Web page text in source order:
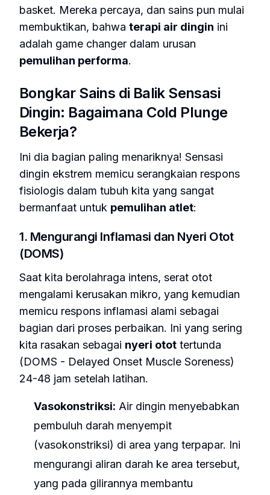
basket. Mereka percaya, dan sains pun mulai
membuktikan, bahwa terapi air dingin ini
adalah game changer dalam urusan
pemulihan performa.
Bongkar Sains di Balik Sensasi
Dingin: Bagaimana Cold Plunge
Bekerja?
Ini dia bagian paling menariknya! Sensasi
dingin ekstrem memicu serangkaian respons
fisiologis dalam tubuh kita yang sangat
bermanfaat untuk pemulihan atlet:
1. Mengurangi Inflamasi dan Nyeri Otot
(DOMS)
Saat kita berolahraga intens, serat otot
mengalami kerusakan mikro, yang kemudian
memicu respons inflamasi alami sebagai
bagian dari proses perbaikan. Ini yang sering
kita rasakan sebagai nyeri otot tertunda
(DOMS - Delayed Onset Muscle Soreness)
24-48 jam setelah latihan.
Vasokonstriksi: Air dingin menyebabkan
pembuluh darah menyempit
(vasokonstriksi) di area yang terpapar. Ini
mengurangi aliran darah ke area tersebut,
yang pada gilirannya membantu